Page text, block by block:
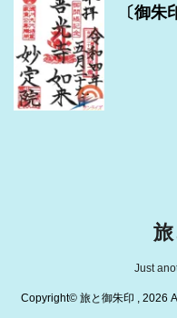
〔御朱
Just
Copyright© 旅と御朱印 , 2026